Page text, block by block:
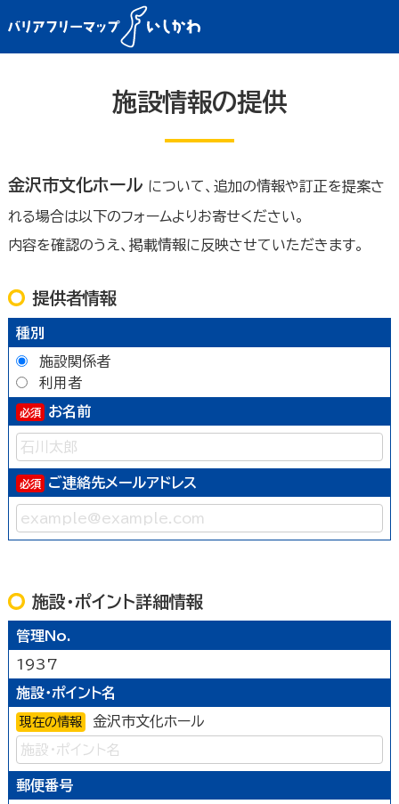
施設情報の提供
金沢市文化ホール について、追加の情報や訂正を提案さ
れる場合は以下のフォームよりお寄せください。
内容を確認のうえ、掲載情報に反映させていただきます。
提供者情報
種別
施設関係者
利用者
お名前
ご連絡先メールアドレス
施設・ポイント詳細情報
管理No.
1937
施設・ポイント名
現在の情報 金沢市文化ホール
郵便番号